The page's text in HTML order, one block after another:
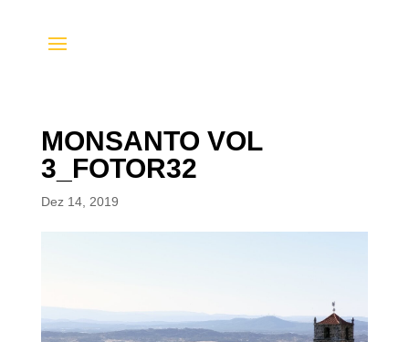
MONSANTO VOL
3_FOTOR32
Dez 14, 2019